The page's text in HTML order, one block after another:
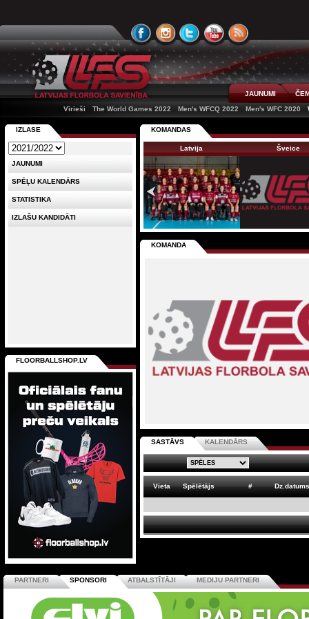
JAUNUMI
Vīrieši
The World Games 2022 Men's WFCQ 2022 Men's WFC 2020
KOMANDAS
Latvija Šveice
KOMANDA
SASTĀVS KALENDĀRS
Vieta Spēlētājs # Dz.datums
IZLASE
JAUNUMI
SPĒĻU KALENDĀRS
STATISTIKA
IZLAŠU KANDIDĀTI
FLOORBALLSHOP.LV
PARTNERI SPONSORI ATBALSTĪTĀJI MEDIJU PARTNERI